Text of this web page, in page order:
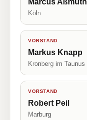
Marcus Aßmuth
Köln
VORSTAND
Markus Knapp
Kronberg im Taunus
VORSTAND
Robert Peil
Marburg